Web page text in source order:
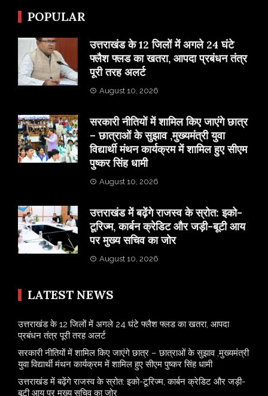
POPULAR
उत्तराखंड के 12 जिलों में अगले 24 घंटे
फ्लैश फ्लड का खतरा, आपदा प्रबंधन तंत्र
पूरी तरह अलर्ट
August 10, 2026
सरकारी नीतियों में शामिल किए जाएंगे छात्र
– छात्राओं के सुझाव ,मुख्यमंत्री युवा
विद्यार्थी मंथन कार्यक्रम में शामिल हुए सीएम
पुष्कर सिंह धामी
August 10, 2026
उत्तराखंड में बढ़ेंगे राजस्व के स्रोत: इको-
टूरिज्म, कार्बन क्रेडिट और जड़ी-बूटी आय
पर मुख्य सचिव का जोर
August 10, 2026
LATEST NEWS
उत्तराखंड के 12 जिलों में अगले 24 घंटे फ्लैश फ्लड का खतरा, आपदा
प्रबंधन तंत्र पूरी तरह अलर्ट
सरकारी नीतियों में शामिल किए जाएंगे छात्र – छात्राओं के सुझाव ,मुख्यमंत्री
युवा विद्यार्थी मंथन कार्यक्रम में शामिल हुए सीएम पुष्कर सिंह धामी
उत्तराखंड में बढ़ेंगे राजस्व के स्रोत: इको-टूरिज्म, कार्बन क्रेडिट और जड़ी-
बूटी आय पर मुख्य सचिव का जोर